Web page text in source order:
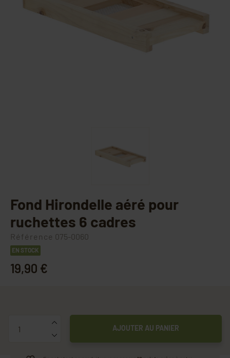
Fond Hirondelle aéré pour
ruchettes 6 cadres
Référence 075-0060
EN STOCK
19,90 €
AJOUTER AU PANIER